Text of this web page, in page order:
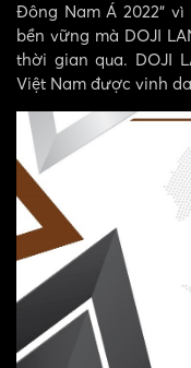
Đông Nam Á 2022” vì
bền vững mà DOJI
thời gian qua. DOJI
Việt Nam được vinh